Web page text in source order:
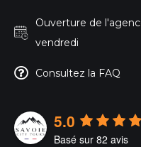
Ouverture de
vendredi
Consultez la FAQ
5.0
Basé sur 82 avis